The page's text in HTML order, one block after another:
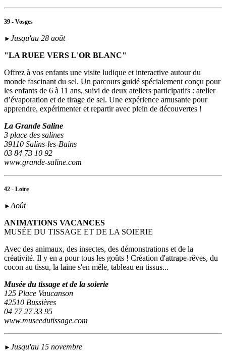
39 - Vosges
► Jusqu'au 28 août
"LA RUEE VERS L'OR BLANC"
Offrez à vos enfants une visite ludique et interactive autour du
monde fascinant du sel. Un parcours guidé spécialement conçu pour
les enfants de 6 à 11 ans, suivi de deux ateliers participatifs : atelier
d’évaporation et de tirage de sel. Une expérience amusante pour
apprendre, expérimenter et repartir avec plein de découvertes !
La Grande Saline
3 place des salines
39110 Salins-les-Bains
03 84 73 10 92
www.grande-saline.com
42 - Loire
►Août
ANIMATIONS VACANCES
MUSÉE DU TISSAGE ET DE LA SOIERIE
Avec des animaux, des insectes, des démonstrations et de la
créativité. Il y en a pour tous les goûts ! Création d'attrape-rêves, du
cocon au tissu, la laine s'en mêle, tableau en tissus...
Musée du tissage et de la soierie
125 Place Vaucanson
42510 Bussières
04 77 27 33 95
www.museedutissage.com
► Jusqu'au 15 novembre